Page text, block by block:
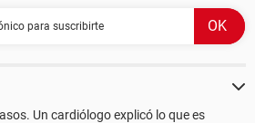
Un cardiólogo explicó lo que es